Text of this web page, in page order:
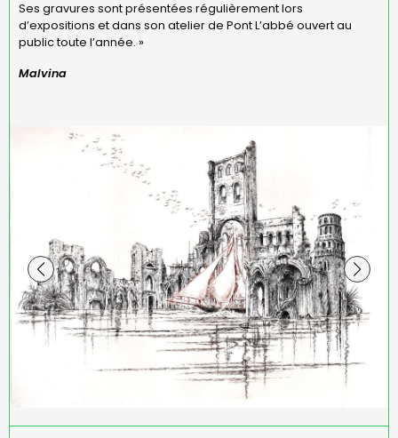
Ses gravures sont présentées régulièrement lors
d’expositions et dans son atelier de Pont L’abbé ouvert au
public toute l’année. »
Malvina